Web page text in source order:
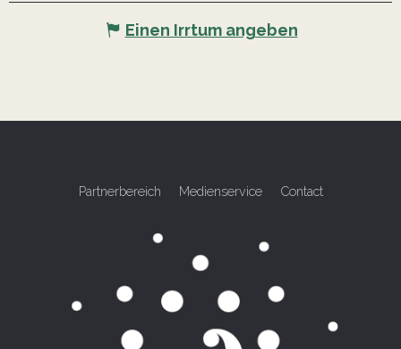
Einen Irrtum angeben
Partnerbereich Medienservice Contact